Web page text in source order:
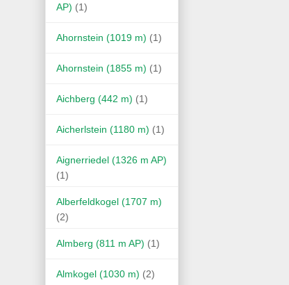
AP) (1)
Ahornstein (1019 m) (1)
Ahornstein (1855 m) (1)
Aichberg (442 m) (1)
Aicherlstein (1180 m) (1)
Aignerriedel (1326 m AP)
(1)
Alberfeldkogel (1707 m)
(2)
Almberg (811 m AP) (1)
Almkogel (1030 m) (2)